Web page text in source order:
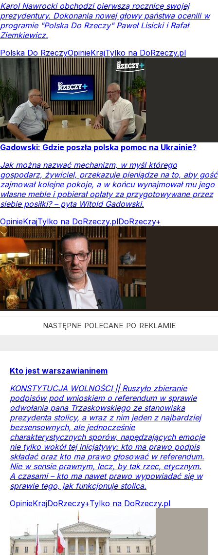
Karol Nawrocki obchodzi pierwszą rocznicę swojej
prezydentury. Dokonania nowej głowy państwa ocenili w
programie "Polska Do Rzeczy" Paweł Lisicki i Rafał
Ziemkiewicz.
Polska Do RzeczyOpinieKrajTylko na DoRzeczy.pl
Gadowski: Gdzie poszła polska pomoc na Ukrainie?
Jak można nazwać mechanizm, w myśl którego
gospodarz, żywiciel, przekazuje pieniądze na to, aby gość
zajmował kolejne pokoje, a w końcu wynajmował mu jego
własne meble i pobierał opłaty za przygotowywane przez
siebie posiłki? – pyta Witold Gadowski.
OpinieKrajTylko na DoRzeczy.plDoRzeczy+
Kto jest warszawianinem
KONSTYTUCJA WOLNOŚCI || Ruszyło zbieranie
podpisów pod wnioskiem o referendum w sprawie
odwołania pana Trzaskowskiego ze stanowiska
prezydenta stolicy, a wraz z nim jeden z najbardziej
bezsensownych, ale jednocześnie
charakterystycznych sporów, napędzających emocje
nie tylko wokół tej inicjatywy: kto ma prawo podpis
składać oraz kto ma prawo głosować w referendum.
Nie w sensie prawnym, lecz, by tak rzec, etycznym.
A czasami – kto ma nawet prawo wypowiadać się w
sprawie tego, jak funkcjonuje stolica.
OpinieKrajDoRzeczy+Tylko na DoRzeczy.pl